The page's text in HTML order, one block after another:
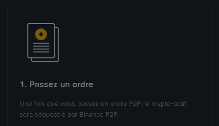
1. Passez un ordre
Une fois que vous passez un ordre P2P, le crypto-actif
sera séquestré par Binance P2P.